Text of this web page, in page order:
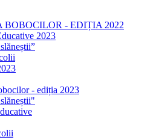
BOBOCILOR - EDIȚIA 2022
2023
- ediția 2023